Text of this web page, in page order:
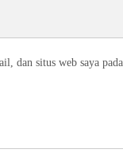
dan situs web saya